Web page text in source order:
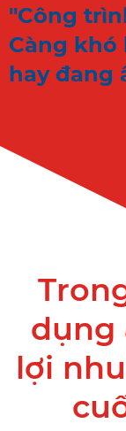
"Công
Càng khó
hay đang
dụng
lợi